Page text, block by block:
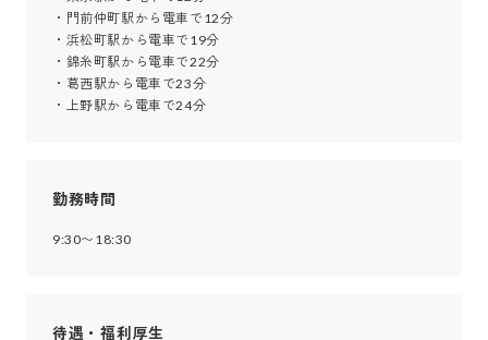
・門前仲町駅から電車で12分
・浜松町駅から電車で19分
・錦糸町駅から電車で22分
・葛西駅から電車で23分
・上野駅から電車で24分
勤務時間
9:30〜18:30
待遇・福利厚生